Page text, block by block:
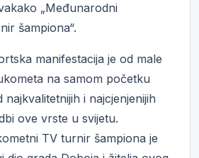
„Međunarodni
šampiona“.
manifestacija je od male
na samom početku
i najcjenjenijih
ove vrste u svijetu.
TV turnir šampiona je